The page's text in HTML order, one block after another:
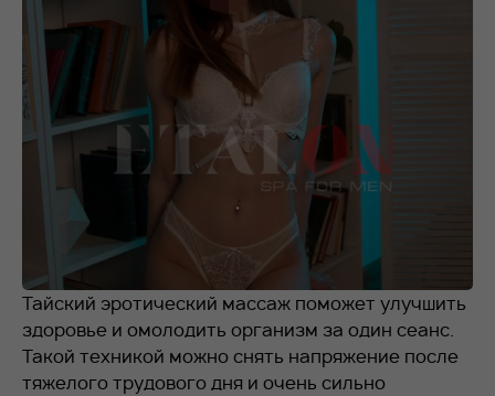
+7 912 076-93-01
Тайский эротический массаж поможет улучшить
здоровье и омолодить организм за один сеанс.
Такой техникой можно снять напряжение после
тяжелого трудового дня и очень сильно